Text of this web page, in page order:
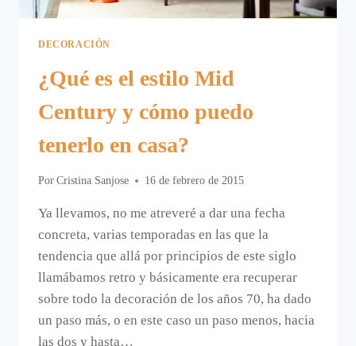
DECORACIÓN
¿Qué es el estilo Mid
Century y cómo puedo
tenerlo en casa?
Por Cristina Sanjose 16 de febrero de 2015
Ya llevamos, no me atreveré a dar una fecha
concreta, varias temporadas en las que la
tendencia que allá por principios de este siglo
llamábamos retro y básicamente era recuperar
sobre todo la decoración de los años 70, ha dado
un paso más, o en este caso un paso menos, hacia
las dos y hasta…